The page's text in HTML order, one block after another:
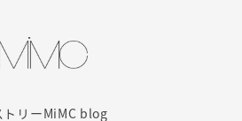
トリーMiMC blog